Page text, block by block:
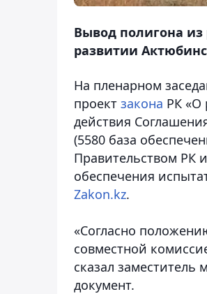
Вывод полигона из
развитии
На пленарном
проект закона РК «О
действия
(5580 база
Правительством РК
обеспечения
Zakon.kz.
«Согласно
совместной
сказал
документ.